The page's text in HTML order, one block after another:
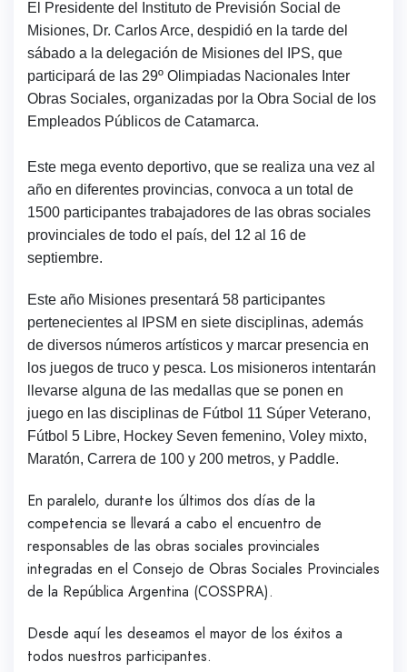
El Presidente del Instituto de Previsión Social de
Misiones, Dr. Carlos Arce, despidió en la tarde del
sábado a la delegación de Misiones del IPS, que
participará de las 29º Olimpiadas Nacionales Inter
Obras Sociales, organizadas por la Obra Social de los
Empleados Públicos de Catamarca.
Este mega evento deportivo, que se realiza una vez al
año en diferentes provincias, convoca a un total de
1500 participantes trabajadores de las obras sociales
provinciales de todo el país, del 12 al 16 de
septiembre.
Este año Misiones presentará 58 participantes
pertenecientes al IPSM en siete disciplinas, además
de diversos números artísticos y marcar presencia en
los juegos de truco y pesca. Los misioneros intentarán
llevarse alguna de las medallas que se ponen en
juego en las disciplinas de Fútbol 11 Súper Veterano,
Fútbol 5 Libre, Hockey Seven femenino, Voley mixto,
Maratón, Carrera de 100 y 200 metros, y Paddle.
En paralelo, durante los últimos dos días de la
competencia se llevará a cabo el encuentro de
responsables de las obras sociales provinciales
integradas en el Consejo de Obras Sociales Provinciales
de la República Argentina (COSSPRA).
Desde aquí les deseamos el mayor de los éxitos a
todos nuestros participantes.